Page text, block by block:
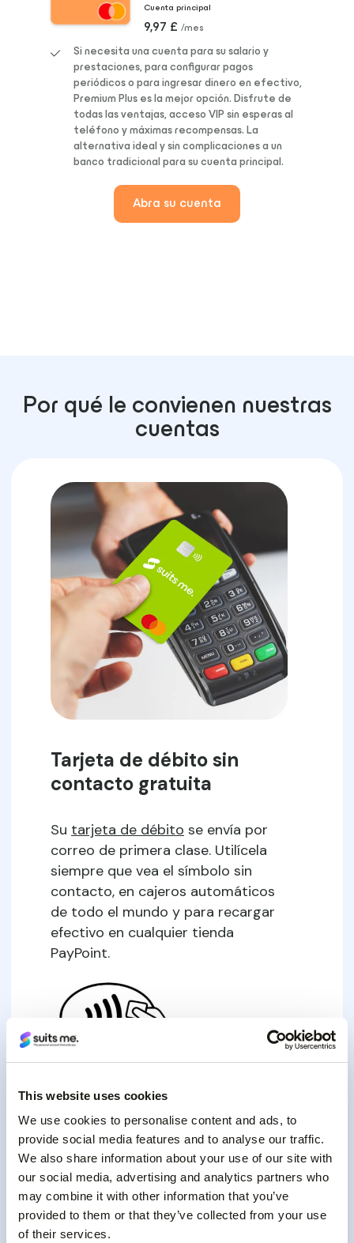
This website uses cookies
We use cookies to personalise content and ads, to
provide social media features and to analyse our traffic.
We also share information about your use of our site with
our social media, advertising and analytics partners who
may combine it with other information that you’ve
provided to them or that they’ve collected from your use
of their services.
Cuenta principal
9,97 £ /mes
Si necesita una cuenta para su salario y
prestaciones, para configurar pagos
periódicos o para ingresar dinero en efectivo,
Premium Plus es la mejor opción. Disfrute de
todas las ventajas, acceso VIP sin esperas al
teléfono y máximas recompensas. La
alternativa ideal y sin complicaciones a un
banco tradicional para su cuenta principal.
Abra su cuenta
Por qué le convienen nuestras
cuentas
Tarjeta de débito sin
contacto gratuita
Su tarjeta de débito se envía por
correo de primera clase. Utilícela
siempre que vea el símbolo sin
contacto, en cajeros automáticos
de todo el mundo y para recargar
efectivo en cualquier tienda
PayPoint.